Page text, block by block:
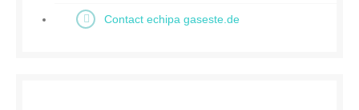
Contact echipa gaseste.de